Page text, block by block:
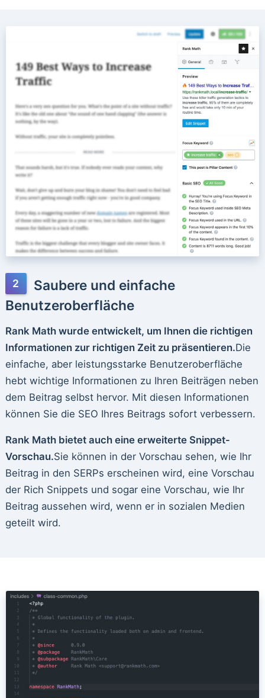
Saubere und einfache
Benutzeroberfläche
Rank Math wurde entwickelt, um Ihnen die richtigen
Informationen zur richtigen Zeit zu präsentieren.Die
einfache, aber leistungsstarke Benutzeroberfläche
hebt wichtige Informationen zu Ihren Beiträgen neben
dem Beitrag selbst hervor. Mit diesen Informationen
können Sie die SEO Ihres Beitrags sofort verbessern.
Rank Math bietet auch eine erweiterte Snippet-
Vorschau.Sie können in der Vorschau sehen, wie Ihr
Beitrag in den SERPs erscheinen wird, eine Vorschau
der Rich Snippets und sogar eine Vorschau, wie Ihr
Beitrag aussehen wird, wenn er in sozialen Medien
geteilt wird.